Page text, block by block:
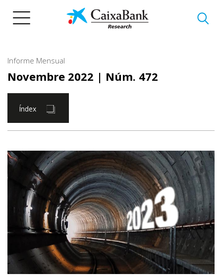
Informe Mensual
Novembre 2022 | Núm. 472
Índex